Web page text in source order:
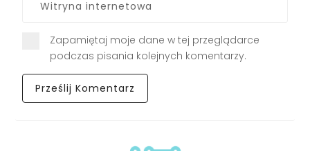
Zapamiętaj moje dane w tej przeglądarce
podczas pisania kolejnych komentarzy.